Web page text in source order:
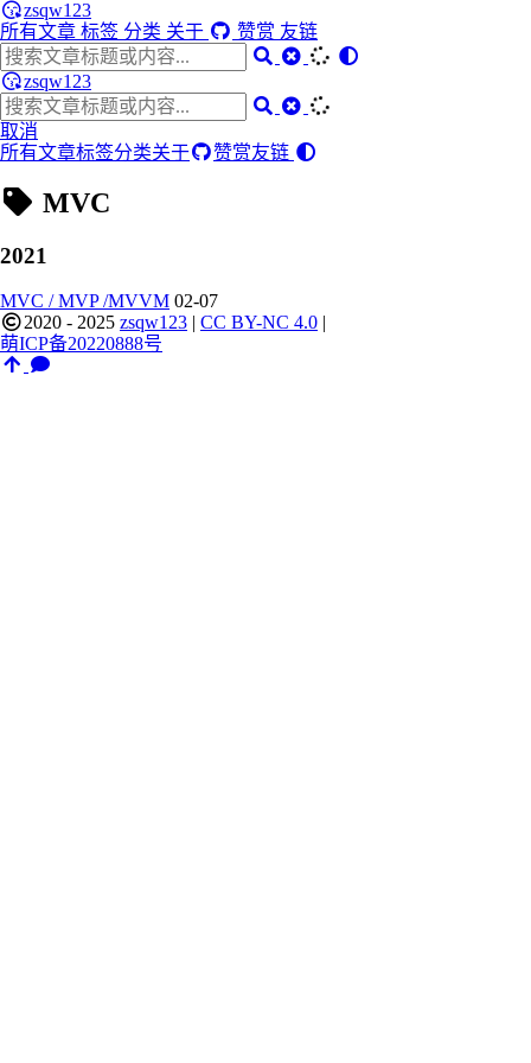
zsqw123
所有文章 标签 分类 关于 赞赏 友链
zsqw123
取消
所有文章标签分类关于 赞赏友链
MVC
2021
MVC / MVP /MVVM 02-07
2020 - 2025 zsqw123 | CC BY-NC 4.0 |
萌ICP备20220888号